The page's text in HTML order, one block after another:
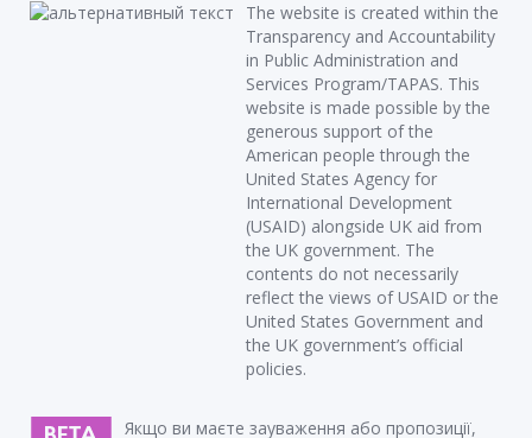
The website is created within the
Transparency and Accountability
in Public Administration and
Services Program/TAPAS. This
website is made possible by the
generous support of the
American people through the
United States Agency for
International Development
(USAID) alongside UK aid from
the UK government. The
contents do not necessarily
reflect the views of USAID or the
United States Government and
the UK government’s official
policies.
Якщо ви маєте зауваження або пропозиції,